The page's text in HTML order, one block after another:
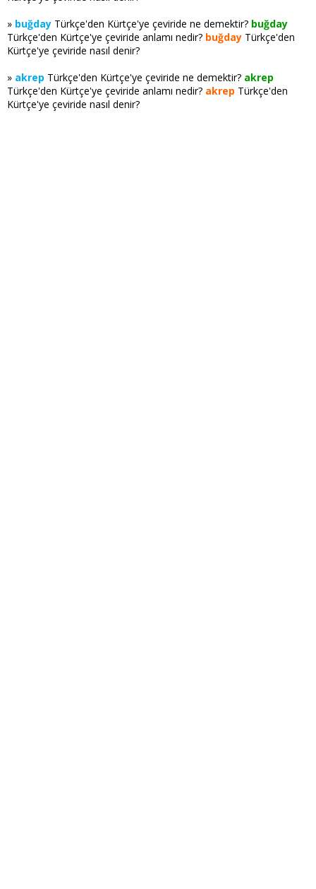
» buğday Türkçe'den Kürtçe'ye çeviride ne demektir? buğday
Türkçe'den Kürtçe'ye çeviride anlamı nedir? buğday Türkçe'den
Kürtçe'ye çeviride nasıl denir?
» akrep Türkçe'den Kürtçe'ye çeviride ne demektir? akrep
Türkçe'den Kürtçe'ye çeviride anlamı nedir? akrep Türkçe'den
Kürtçe'ye çeviride nasıl denir?